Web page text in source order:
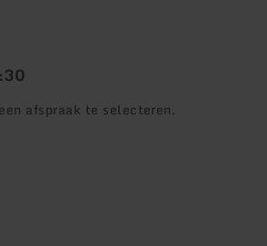
afspraak te selecteren.